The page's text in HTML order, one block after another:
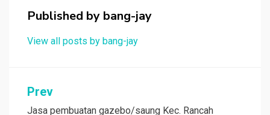
Published by bang-jay
View all posts by bang-jay
Post
Prev
Jasa pembuatan gazebo/saung Kec. Rancah